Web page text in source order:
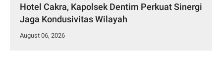
Hotel Cakra, Kapolsek Dentim Perkuat Sinergi
Jaga Kondusivitas Wilayah
August 06, 2026